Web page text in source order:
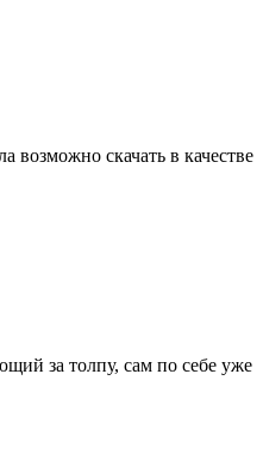
возможно скачать в качестве
за толпу, сам по себе уже